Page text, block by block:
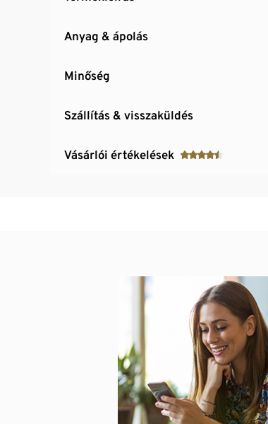
Anyag & ápolás
Minőség
Szállítás & visszaküldés
Vásárlói értékelések